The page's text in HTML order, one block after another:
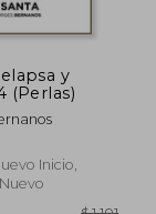
y
(Perlas)
Inicio,